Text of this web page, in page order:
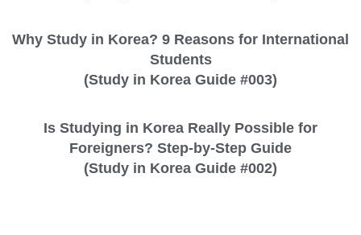
Why Study in Korea? 9 Reasons for International
Students
(Study in Korea Guide #003)
Is Studying in Korea Really Possible for
Foreigners? Step-by-Step Guide
(Study in Korea Guide #002)